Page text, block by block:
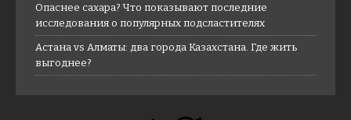
Опаснее сахара? Что показывают последние
исследования о популярных подсластителях
Астана vs Алматы: два города Казахстана. Где жить
выгоднее?